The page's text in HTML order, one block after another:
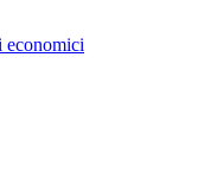
economici